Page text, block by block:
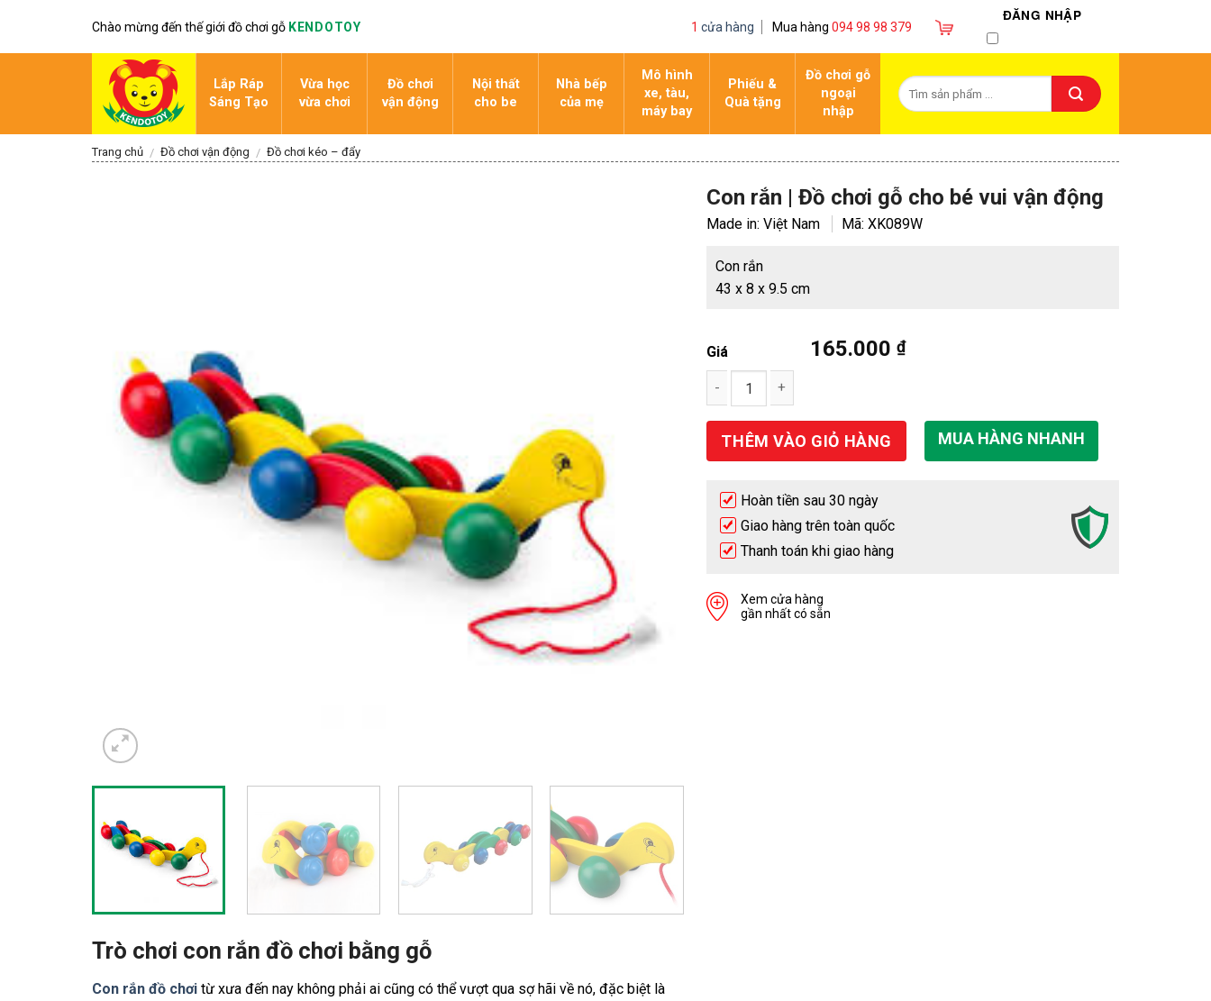
content
Chào mừng đến thế giới đồ chơi gỗ KENDOTOY 1 cửa hàng Mua hàng 094 98 98 379
ĐĂNG NHẬP
Lắp Ráp
Sáng Tạo
Vừa học
vừa chơi
Đồ chơi
vận động
Nội thất
cho be
Nhà bếp
của mẹ
Mô hình
xe, tàu,
máy bay
Phiếu &
Quà tặng
Đồ chơi gỗ
ngoại
nhập
Trang chủ / Đồ chơi vận động / Đồ chơi kéo – đẩy
Trò chơi con rắn đồ chơi bằng gỗ
Con rắn đồ chơi từ xưa đến nay không phải ai cũng có thể vượt qua sợ hãi về nó, đặc biệt là
Con rắn | Đồ chơi gỗ cho bé vui vận động
Made in: Việt Nam Mã:XK089W
Con rắn
43 x 8 x 9.5 cm
Giá 165.000 ₫
THÊM VÀO GIỎ HÀNG MUA HÀNG NHANH
Hoàn tiền sau 30 ngày
Giao hàng trên toàn quốc
Thanh toán khi giao hàng
Xem cửa hàng
gần nhất có sẵn